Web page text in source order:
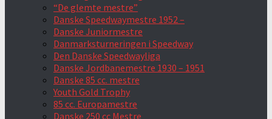
“De glemte mestre”
Danske Speedwaymestre 1952 –
Danske Juniormestre
Danmarksturneringen i Speedway
Den Danske Speedwayliga
Danske Jordbanemestre 1930 – 1951
Danske 85 cc. mestre
Youth Gold Trophy
85 cc. Europamestre
Danske 250 cc Mestre